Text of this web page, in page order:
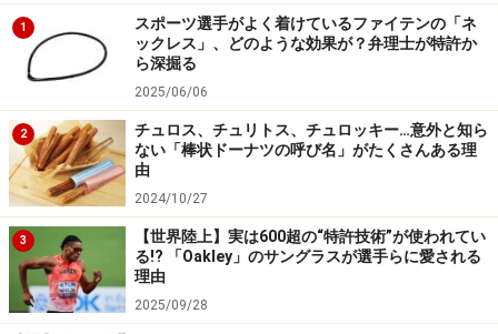
株式分割
株式交換
合併、会社の分割
事業の譲渡や譲り受け
新製品または新技術の企業化
業務提携
「なんだか難しい言葉が並んでいるな・・・」という方
は、企業がプレスリリースをするような重要な情報をま
1
スポーツ選手がよく着けているファイテンの「ネ
ックレス」、どのような効果が？弁理士が特許か
ら深掘る
2025/06/06
2
チュロス、チュリトス、チュロッキー…意外と知ら
ない「棒状ドーナツの呼び名」がたくさんある理
由
2024/10/27
3
【世界陸上】実は600超の“特許技術”が使われてい
る!? 「Oakley」のサングラスが選手らに愛される
理由
2025/09/28